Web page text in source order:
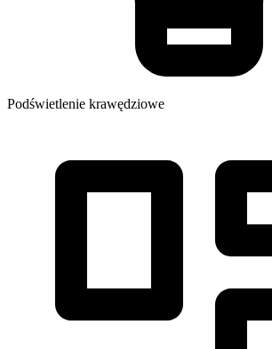
Podświetlenie krawędziowe